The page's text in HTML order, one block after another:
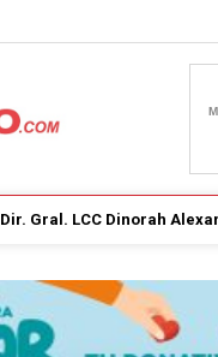
Dir. Gral. LCC Dinorah